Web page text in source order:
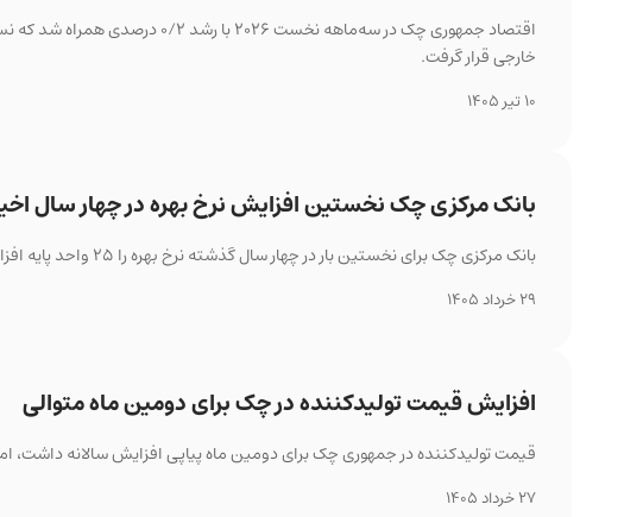
اقتصاد جمهوری چک در سه‌ماهه
خارجی قرار گرفت.
10 تیر 1405
بانک مرکزی چک نخستین افزایش نرخ بهره در چهار سال
بانک مرکزی چک برای نخستین بار در چهار سال گذشته نرخ بهره را ۲۵ واحد پایه افزایش داد تا با فشارهای تورمی مقابله کند.
29 خرداد 1405
افزایش قیمت تولیدکننده در چک برای دومین ماه متوالی
قیمت تولیدکننده در جمهوری چک برای دومین ماه پیاپی افزایش سالانه داشت، اما
27 خرداد 1405